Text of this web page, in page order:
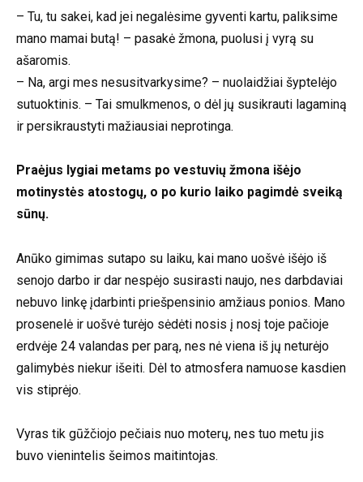
– Tu, tu sakei, kad jei negalėsime gyventi kartu, paliksime
mano mamai butą! – pasakė žmona, puolusi į vyrą su
ašaromis.
– Na, argi mes nesusitvarkysime? – nuolaidžiai šyptelėjo
sutuoktinis. – Tai smulkmenos, o dėl jų susikrauti lagaminą
ir persikraustyti mažiausiai neprotinga.
Praėjus lygiai metams po vestuvių žmona išėjo
motinystės atostogų, o po kurio laiko pagimdė sveiką
sūnų.
Anūko gimimas sutapo su laiku, kai mano uošvė išėjo iš
senojo darbo ir dar nespėjo susirasti naujo, nes darbdaviai
nebuvo linkę įdarbinti priešpensinio amžiaus ponios. Mano
prosenelė ir uošvė turėjo sėdėti nosis į nosį toje pačioje
erdvėje 24 valandas per parą, nes nė viena iš jų neturėjo
galimybės niekur išeiti. Dėl to atmosfera namuose kasdien
vis stiprėjo.
Vyras tik gūžčiojo pečiais nuo moterų, nes tuo metu jis
buvo vienintelis šeimos maitintojas.